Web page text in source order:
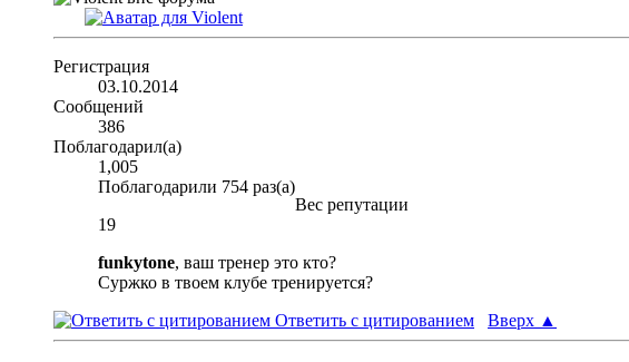
Регистрация
03.10.2014
Сообщений
386
Поблагодарил(а)
1,005
Поблагодарили 754 раз(а)
Вес репутации
19
funkytone, ваш тренер это кто?
Суржко в твоем клубе тренируется?
Ответить с цитированием
Вверх ▲